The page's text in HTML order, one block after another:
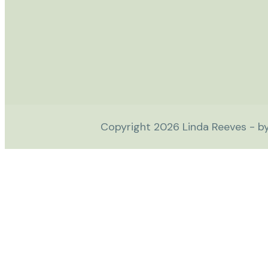
Copyright 2026 Linda Reeves -